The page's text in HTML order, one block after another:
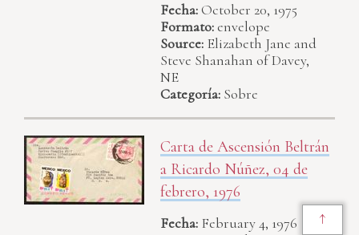
Fecha:October 20, 1975
Formato:envelope
Source: Elizabeth Jane and
Steve Shanahan of Davey,
NE
Categoría: Sobre
Carta de Ascensión Beltrán
a Ricardo Núñez, 04 de
febrero, 1976
Fecha: February 4, 1976
↑